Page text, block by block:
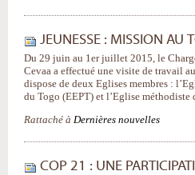
JEUNESSE : MISSION AU
Du 29 juin au 1er juillet 2015, le
Cevaa a effectué une visite de travail
dispose de deux Eglises membres :
du Togo (EEPT) et l’Eglise méthodiste
Rattaché à Dernières nouvelles
COP 21 : UNE